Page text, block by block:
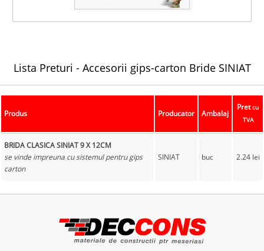
Lista Preturi - Accesorii gips-carton Bride SINIAT
Produs Producator Ambalaj
Pretcu
TVA
BRIDA CLASICA SINIAT 9 X 12CM
se vinde impreuna cu sistemul pentru gips
carton
SINIAT buc 2.24 lei